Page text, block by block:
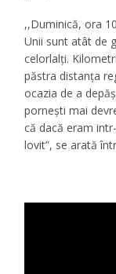
,,Duminică, ora
Unii sunt atât de
celorlalți.
păstra distanța
ocazia de a
pornești mai
că dacă eram
lovit”, se arată